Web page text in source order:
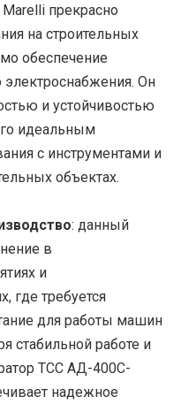
прекрасно
на строительных
обеспечение
электроснабжения. Он
и устойчивостью
идеальным
с инструментами и
объектах.
: данный
в
и
где требуется
для работы машин
стабильной работе и
ТСС АД-400С-
надежное